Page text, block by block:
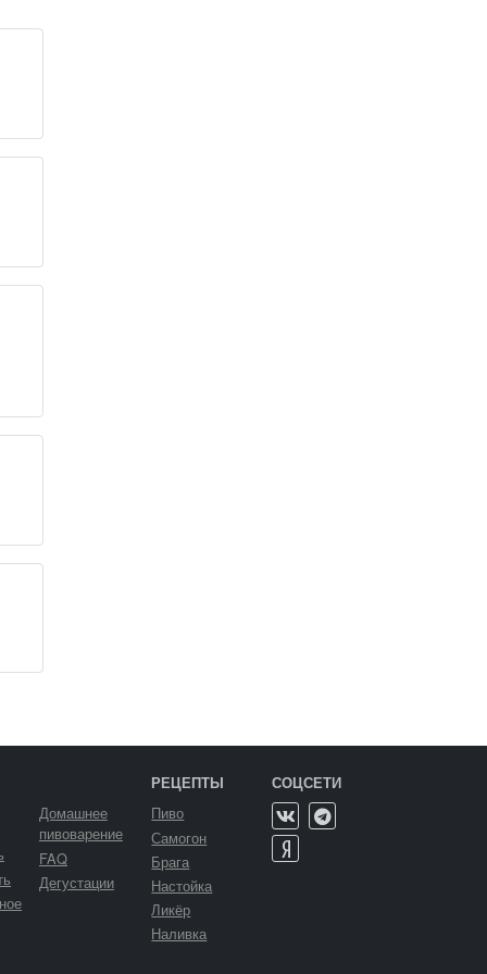
Домашнее
пивоварение
FAQ
Дегустации
РЕЦЕПТЫ
Пиво
Самогон
Брага
Настойка
Ликёр
Наливка
СОЦСЕТИ